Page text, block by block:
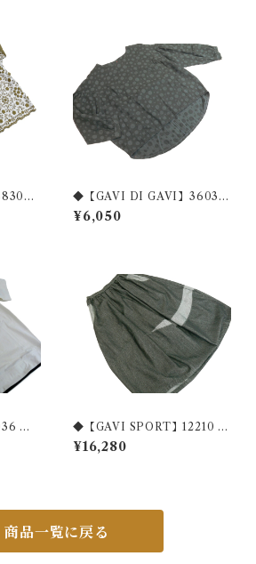
ー
◆【GAVI DI GAVI】36034
ドットジャガード七分袖カッ
トソー ◆
¥6,050
裾
◆
◆【GAVI SPORT】12210 ブ
リーチ加工 デニムバルーンス
カート◆
¥16,280
商品一覧に戻る